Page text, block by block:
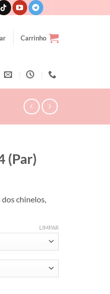
Carrinho
(Par)
chinelos,
LIMPAR